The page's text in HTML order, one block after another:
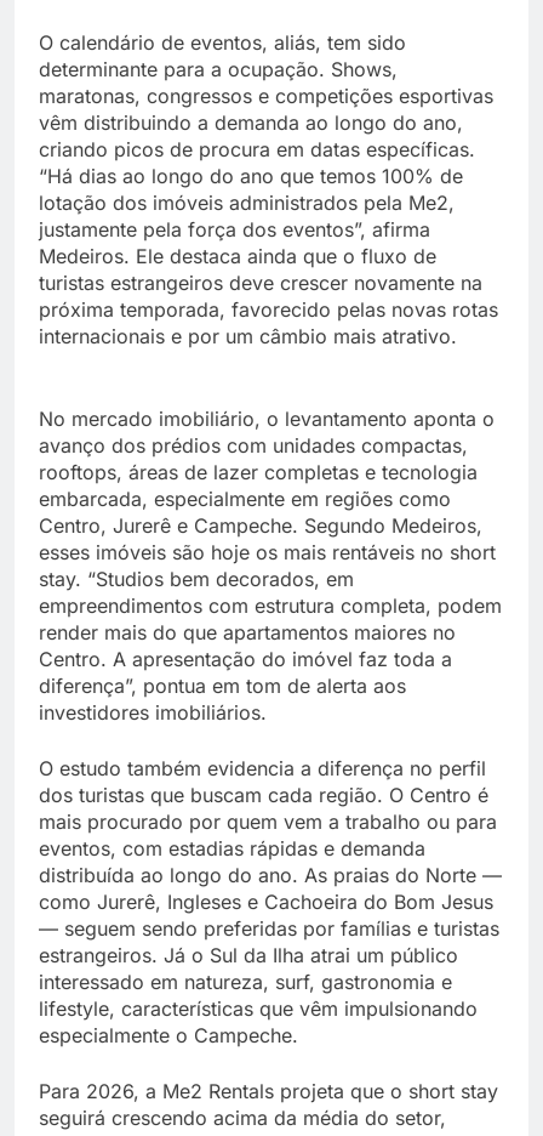
O calendário de eventos, aliás, tem sido
determinante para a ocupação. Shows,
maratonas, congressos e competições esportivas
vêm distribuindo a demanda ao longo do ano,
criando picos de procura em datas específicas.
“Há dias ao longo do ano que temos 100% de
lotação dos imóveis administrados pela Me2,
justamente pela força dos eventos”, afirma
Medeiros. Ele destaca ainda que o fluxo de
turistas estrangeiros deve crescer novamente na
próxima temporada, favorecido pelas novas rotas
internacionais e por um câmbio mais atrativo.
No mercado imobiliário, o levantamento aponta o
avanço dos prédios com unidades compactas,
rooftops, áreas de lazer completas e tecnologia
embarcada, especialmente em regiões como
Centro, Jurerê e Campeche. Segundo Medeiros,
esses imóveis são hoje os mais rentáveis no short
stay. “Studios bem decorados, em
empreendimentos com estrutura completa, podem
render mais do que apartamentos maiores no
Centro. A apresentação do imóvel faz toda a
diferença”, pontua em tom de alerta aos
investidores imobiliários.
O estudo também evidencia a diferença no perfil
dos turistas que buscam cada região. O Centro é
mais procurado por quem vem a trabalho ou para
eventos, com estadias rápidas e demanda
distribuída ao longo do ano. As praias do Norte —
como Jurerê, Ingleses e Cachoeira do Bom Jesus
— seguem sendo preferidas por famílias e turistas
estrangeiros. Já o Sul da Ilha atrai um público
interessado em natureza, surf, gastronomia e
lifestyle, características que vêm impulsionando
especialmente o Campeche.
Para 2026, a Me2 Rentals projeta que o short stay
seguirá crescendo acima da média do setor,